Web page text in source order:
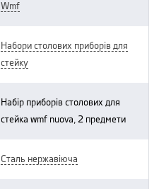
wmf
набори столових приборів для
стейку
набір приборів столових для
стейка wmf nuova, 2 предмети
сталь нержавіюча